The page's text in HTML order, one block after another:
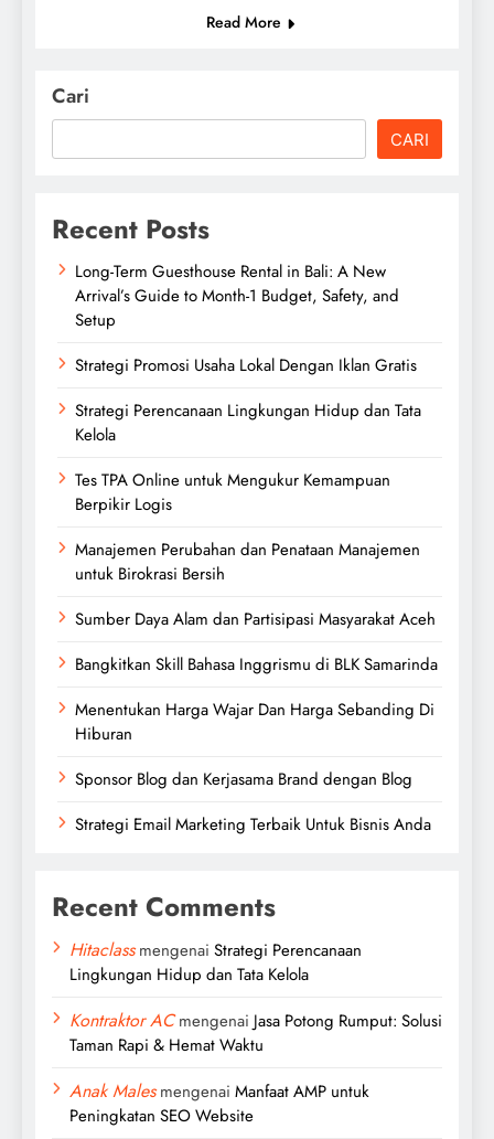
Read More
Cari
CARI
Recent Posts
Long-Term Guesthouse Rental in Bali: A New
Arrival’s Guide to Month-1 Budget, Safety, and
Setup
Strategi Promosi Usaha Lokal Dengan Iklan Gratis
Strategi Perencanaan Lingkungan Hidup dan Tata
Kelola
Tes TPA Online untuk Mengukur Kemampuan
Berpikir Logis
Manajemen Perubahan dan Penataan Manajemen
untuk Birokrasi Bersih
Sumber Daya Alam dan Partisipasi Masyarakat Aceh
Bangkitkan Skill Bahasa Inggrismu di BLK Samarinda
Menentukan Harga Wajar Dan Harga Sebanding Di
Hiburan
Sponsor Blog dan Kerjasama Brand dengan Blog
Strategi Email Marketing Terbaik Untuk Bisnis Anda
Recent Comments
Hitaclassmengenai Strategi Perencanaan
Lingkungan Hidup dan Tata Kelola
Kontraktor ACmengenai Jasa Potong Rumput: Solusi
Taman Rapi & Hemat Waktu
Anak Malesmengenai Manfaat AMP untuk
Peningkatan SEO Website